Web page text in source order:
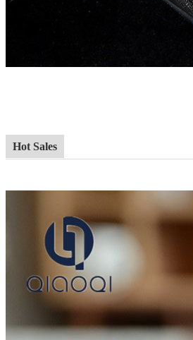
Hot Sales